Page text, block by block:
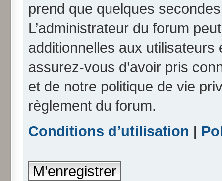
prend que quelques
L’administrateur du forum
additionnelles aux
assurez-vous d’avoir pris
et de notre politique de vie
règlement du forum.
Conditions d’utilisation |
M’enregistrer